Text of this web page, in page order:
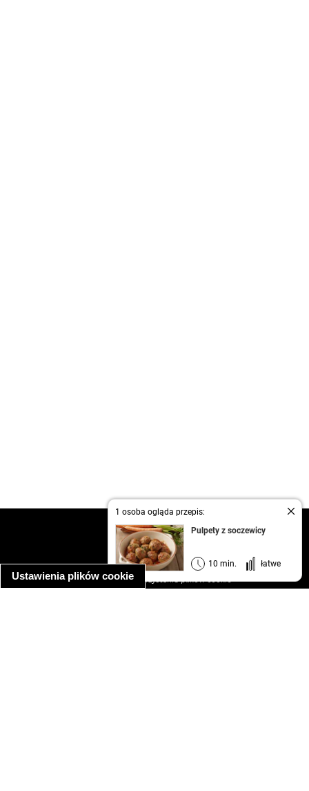
Ustawienia plików cookie
1 osoba ogląda przepis:
Pulpety z soczewicy
10 min. łatwe
kontakt
regulamin
informacja o prywatności
informacja o wykorzystaniu plików cookie